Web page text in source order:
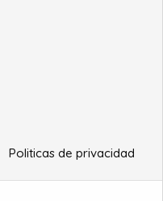
Politicas de privacidad